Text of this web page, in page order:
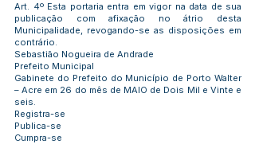
Art. 4º Esta portaria entra em vigor na data de sua
publicação com afixação no átrio desta
Municipalidade, revogando-se as disposições em
contrário.
Sebastião Nogueira de Andrade
Prefeito Municipal
Gabinete do Prefeito do Município de Porto Walter
– Acre em 26 do mês de MAIO de Dois Mil e Vinte e
seis.
Registra-se
Publica-se
Cumpra-se